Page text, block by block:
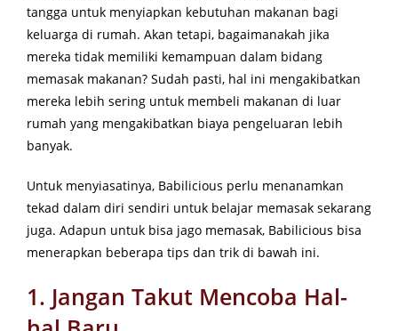
tangga untuk menyiapkan kebutuhan makanan bagi
keluarga di rumah. Akan tetapi, bagaimanakah jika
mereka tidak memiliki kemampuan dalam bidang
memasak makanan? Sudah pasti, hal ini mengakibatkan
mereka lebih sering untuk membeli makanan di luar
rumah yang mengakibatkan biaya pengeluaran lebih
banyak.
Untuk menyiasatinya, Babilicious perlu menanamkan
tekad dalam diri sendiri untuk belajar memasak sekarang
juga. Adapun untuk bisa jago memasak, Babilicious bisa
menerapkan beberapa tips dan trik di bawah ini.
1. Jangan Takut Mencoba Hal-